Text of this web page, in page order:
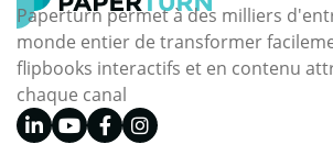
Paperturn permet à des milliers
monde entier de transformer
flipbooks interactifs et en contenu
chaque canal